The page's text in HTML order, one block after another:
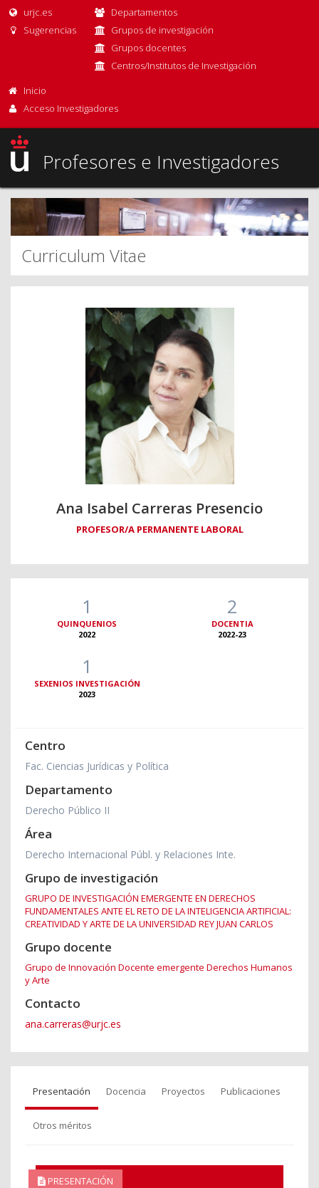
urjc.es
Sugerencias
Departamentos
Grupos de investigación
Grupos docentes
Centros/Institutos de Investigación
Inicio
Acceso Investigadores
Profesores e Investigadores
Curriculum Vitae
Ana Isabel Carreras Presencio
PROFESOR/A PERMANENTE LABORAL
1
QUINQUENIOS
2022
2
DOCENTIA
2022-23
1
SEXENIOS INVESTIGACIÓN
2023
Centro
Fac. Ciencias Jurídicas y Política
Departamento
Derecho Público II
Área
Derecho Internacional Públ. y Relaciones Inte.
Grupo de investigación
GRUPO DE INVESTIGACIÓN EMERGENTE EN DERECHOS
FUNDAMENTALES ANTE EL RETO DE LA INTELIGENCIA ARTIFICIAL:
CREATIVIDAD Y ARTE DE LA UNIVERSIDAD REY JUAN CARLOS
Grupo docente
Grupo de Innovación Docente emergente Derechos Humanos
y Arte
Contacto
ana.carreras@urjc.es
Presentación Docencia Proyectos Publicaciones
Otros méritos
PRESENTACIÓN